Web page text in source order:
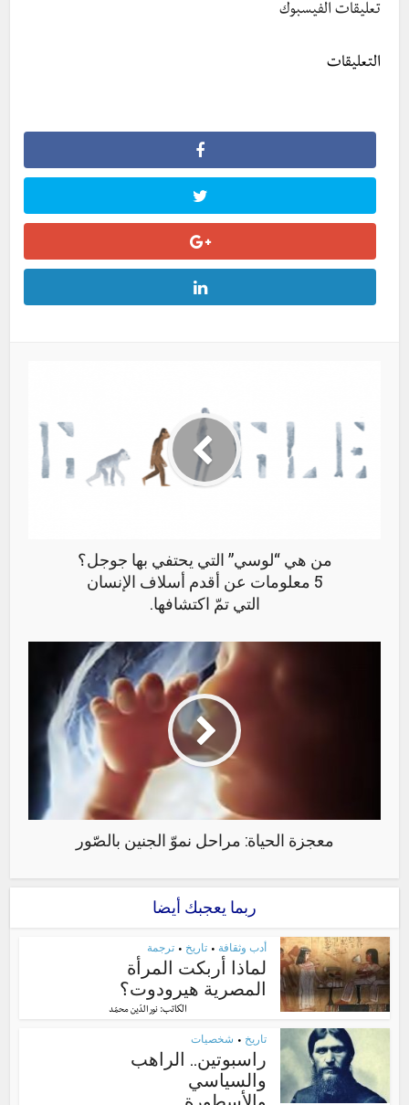
تعليقات الفيسبوك
التعليقات
من هي “لوسي” التي يحتفي بها جوجل؟
5 معلومات عن أقدم أسلاف الإنسان
التي تمّ اكتشافها.
معجزة الحياة: مراحل نموّ الجنين بالصّور
ربما يعجبك أيضا
أدب وثقافة • تاريخ • ترجمة
لماذا أربكت المرأة
المصرية هيرودوت؟
الكاتب:نور الدّين محمّد
تاريخ • شخصيات
راسبوتين.. الراهب
والسياسي
والأسطورة